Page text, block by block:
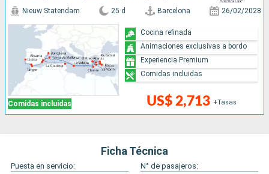
Comidas incluidas
Nieuw Statendam 25 d Barcelona 26/02/2028
US$ 2,713 +Tasas
Cocina refinada
Animaciones exclusivas a bordo
Experiencia Premium
Comidas incluidas
Ficha Técnica
Puesta en servicio:
N° de pasajeros: